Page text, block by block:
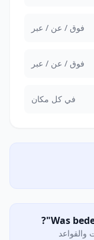
فوق / عن / عبر
فوق / عن / عبر
في كل مكان
والقواعد